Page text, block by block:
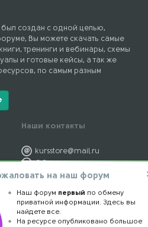
создан с одной целью,
Вы можете скачать самые
тренинги и вебинары, схемы
и готовые кейсы, а так же
по самым разным
Наши контакты
kursstore@mail.ru
Обратная связь
Конфиденциальность
на наш форум
Наш форум первый по обмену
приватной информации. Здесь вы
найдете все.
На ресурсе опубликовано большое